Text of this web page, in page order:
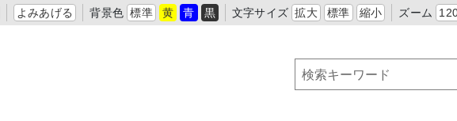
よみあげる 背景色 標準 黄 青 黒 文字サイズ 拡大 標準 縮小 ズーム